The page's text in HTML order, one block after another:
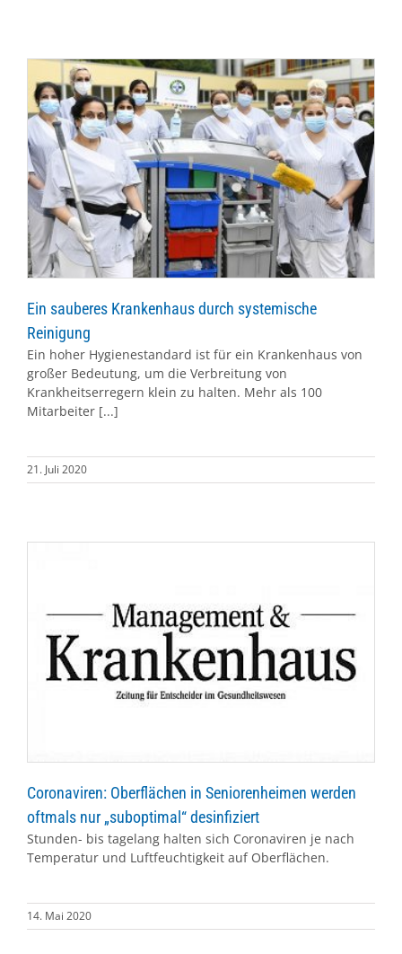
Ein sauberes Krankenhaus durch systemische
Reinigung
Ein hoher Hygienestandard ist für ein Krankenhaus von
großer Bedeutung, um die Verbreitung von
Krankheitserregern klein zu halten. Mehr als 100
Mitarbeiter [...]
21. Juli 2020
Coronaviren: Oberflächen in Seniorenheimen werden
oftmals nur „suboptimal“ desinfiziert
Stunden- bis tagelang halten sich Coronaviren je nach
Temperatur und Luftfeuchtigkeit auf Oberflächen.
14. Mai 2020